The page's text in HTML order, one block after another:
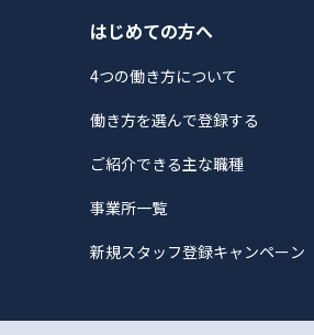
はじめての方へ
4つの働き方について
働き方を選んで登録する
ご紹介できる主な職種
事業所一覧
新規スタッフ登録キャンペーン